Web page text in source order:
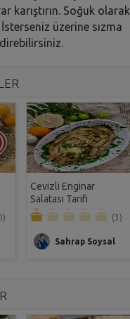
karıştırın. Soğuk olarak
üzerine sızma
Cevizli Enginar
Salatası Tarifi
(3)
Sahrap Soysal